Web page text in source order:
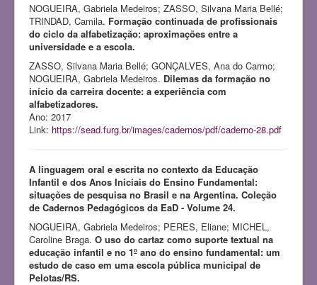
NOGUEIRA, Gabriela Medeiros; ZASSO, Silvana Maria Bellé;
TRINDAD, Camila. Formação continuada de profissionais
do ciclo da alfabetização: aproximações entre a
universidade e a escola.
ZASSO, Silvana Maria Bellé; GONÇALVES, Ana do Carmo;
NOGUEIRA, Gabriela Medeiros. Dilemas da formação no
início da carreira docente: a experiência com
alfabetizadores.
Ano: 2017
Link: https://sead.furg.br/images/cadernos/pdf/caderno-28.pdf
A linguagem oral e escrita no contexto da Educação
Infantil e dos Anos Iniciais do Ensino Fundamental:
situações de pesquisa no Brasil e na Argentina. Coleção
de Cadernos Pedagógicos da EaD - Volume 24.
NOGUEIRA, Gabriela Medeiros; PERES, Eliane; MICHEL,
Caroline Braga. O uso do cartaz como suporte textual na
educação infantil e no 1º ano do ensino fundamental: um
estudo de caso em uma escola pública municipal de
Pelotas/RS.